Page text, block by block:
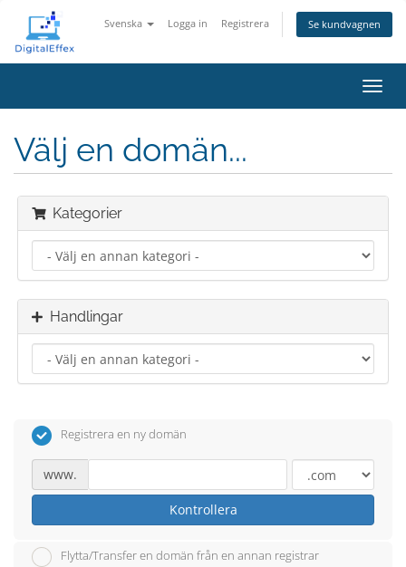
Svenska Logga in Registrera Se kundvagnen
Växla
Välj en domän...
Kategorier
Handlingar
Registrera en ny domän
www.
Kontrollera
Flytta/Transfer en domän från en annan registrar